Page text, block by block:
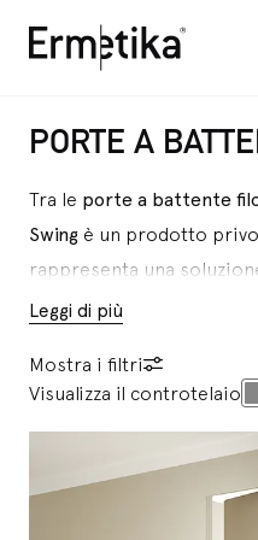
PORTE A
Tra le porte a battente
Swing è un prodotto
rappresenta una
delle nuove tendenze,
design. Adattabile sia a
cartongesso, Absolute
tutta altezza,cabina
sistema filo muro, con
potrete creare un effetto
Leggi di più
Mostra i filtri
Visualizza il controtelaio